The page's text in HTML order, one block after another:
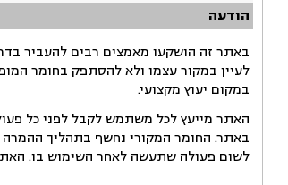
הודעה
באתר זה הושקעו מאמצים רבים להעביר
לעיין במקור עצמו ולא להסתפק בחומר
במקום יעוץ מקצועי.
האתר מייעץ לכל משתמש לקבל לפני כל
באתר. החומר המקורי נחשף בתהליך ההמרה
לשום פעולה שתעשה לאחר השימוש בו.